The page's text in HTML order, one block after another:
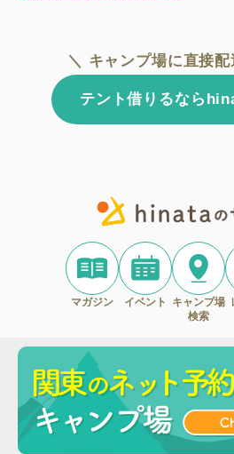
＼ キャンプ場に直接
テント借りるなら
マガジン イベント
キャンプ場
検索